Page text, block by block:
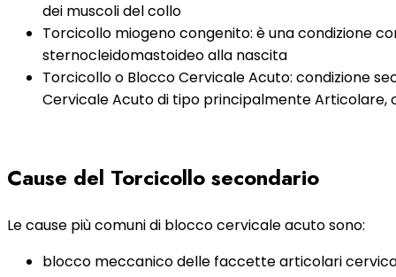
dei muscoli del collo
Torcicollo miogeno congenito: è una condizione
sternocleidomastoideo alla nascita
Torcicollo o Blocco Cervicale Acuto: condizione
Cervicale Acuto di tipo principalmente Articolare,
Cause del Torcicollo secondario
Le cause più comuni di blocco cervicale acuto sono:
blocco meccanico delle faccette articolari